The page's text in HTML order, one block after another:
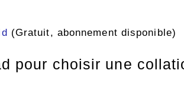
(Gratuit, abonnement disponible)
pour choisir une